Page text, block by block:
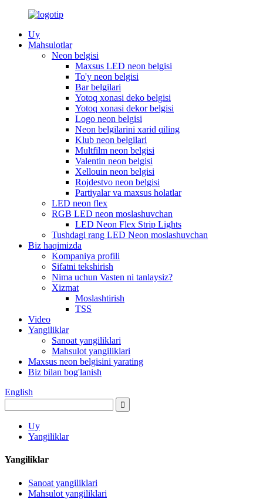
Uy
Mahsulotlar
Neon belgisi
Maxsus LED neon belgisi
To'y neon belgisi
Bar belgilari
Yotoq xonasi deko belgisi
Yotoq xonasi dekor belgisi
Logo neon belgisi
Neon belgilarini xarid qiling
Klub neon belgilari
Multfilm neon belgisi
Valentin neon belgisi
Xellouin neon belgisi
Rojdestvo neon belgisi
Partiyalar va maxsus holatlar
LED neon flex
RGB LED neon moslashuvchan
LED Neon Flex Strip Lights
Tushdagi rang LED Neon moslashuvchan
Biz haqimizda
Kompaniya profili
Sifatni tekshirish
Nima uchun Vasten ni tanlaysiz?
Xizmat
Moslashtirish
TSS
Video
Yangiliklar
Sanoat yangiliklari
Mahsulot yangiliklari
Maxsus neon belgisini yarating
Biz bilan bog'lanish
English
Uy
Yangiliklar
Yangiliklar
Sanoat yangiliklari
Mahsulot yangiliklari